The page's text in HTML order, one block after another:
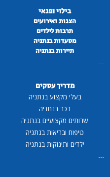
בילוי ופנאי
הצגות ואירועים
תרבות לילדים
מסעדות בנתניה
תיירות בנתניה
...
מדריך עסקים
בעלי מקצוע בנתניה
רכב בנתניה
שרותים מקצועיים בנתניה
טיפוח ובריאות בנתניה
ילדים ותינוקות בנתניה
...